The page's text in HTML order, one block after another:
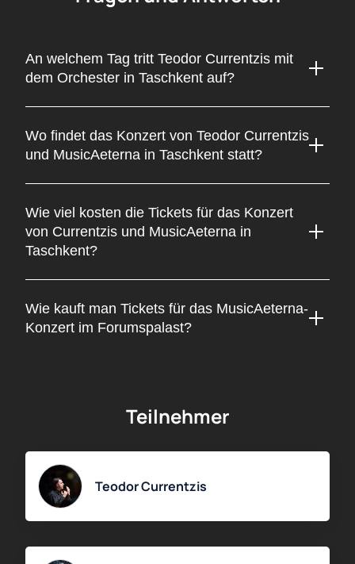
An welchem Tag tritt Teodor Currentzis mit
dem Orchester in Taschkent auf?
ihr Konzert am 11. Mai 2025. Dieses außergewöhnliche
Ereignis wird dem Publikum unvergessliche Emotionen und
nicht die Gelegenheit, Weltklassik an diesem besonderen
Wo findet das Konzert von Teodor Currentzis
und MusicAeterna in Taschkent statt?
mit dem Orchester MusicAeterna findet im Palast der
Internationalen Foren „Usbekistan“ statt. Dieser
Veranstaltungsort ist bekannt für seine beeindruckende
Akustik und Architektur – ideal für ein kulturelles Ereignis
Wie viel kosten die Tickets für das Konzert
von Currentzis und MusicAeterna in
Taschkent?
dem Orchester MusicAeterna können je nach
Sitzplatzkategorie variieren. Wir empfehlen, die aktuellen
Preise auf unserer Website zu prüfen und Ihre Tickets direkt
Wie kauft man Tickets für das MusicAeterna-
Konzert im Forumspalast?
Plätze auswählen, verfügbare Kategorien einsehen und den
Teilnehmer
Teodor Currentzis